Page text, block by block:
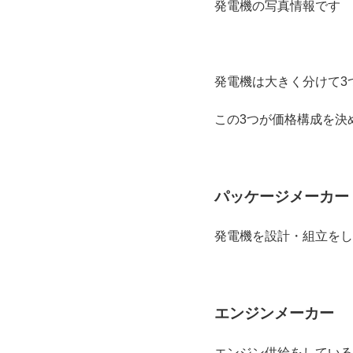
発電機の写真情報です
発電機は大きく分けて3
この3つが価格構成を
パッケージメーカー
発電機を設計・組立を
エンジンメーカー